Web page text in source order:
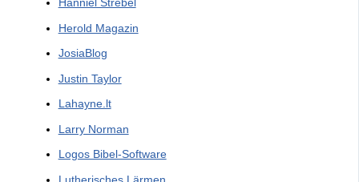
Herold Magazin
JosiaBlog
Justin Taylor
Lahayne.lt
Larry Norman
Logos Bibel-Software
Lutherisches Lärmen